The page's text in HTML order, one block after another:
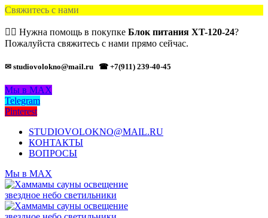
Свяжитесь с нами
🙋‍♂️ Нужна помощь в покупке Блок питания XT-120-24?
Пожалуйста свяжитесь с нами прямо сейчас.
✉ studiovolokno@mail.ru ☎ +7(911) 239-40-45
Мы в MAX
Telegram
Pinterest
STUDIOVOLOKNO@MAIL.RU
КОНТАКТЫ
ВОПРОСЫ
Мы в MAX